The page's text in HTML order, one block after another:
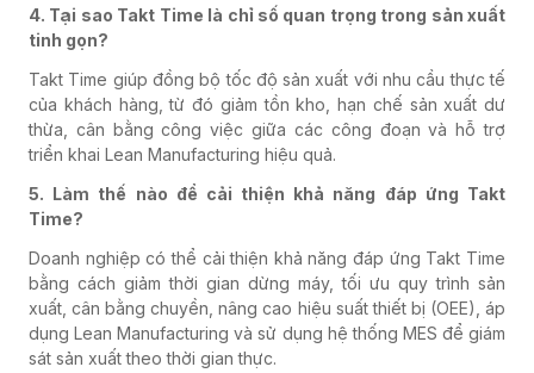
4. Tại sao Takt Time là chỉ số quan trọng trong sản xuất
tinh gọn?
Takt Time giúp đồng bộ tốc độ sản xuất với nhu cầu thực tế
của khách hàng, từ đó giảm tồn kho, hạn chế sản xuất dư
thừa, cân bằng công việc giữa các công đoạn và hỗ trợ
triển khai Lean Manufacturing hiệu quả.
5. Làm thế nào để cải thiện khả năng đáp ứng Takt
Time?
Doanh nghiệp có thể cải thiện khả năng đáp ứng Takt Time
bằng cách giảm thời gian dừng máy, tối ưu quy trình sản
xuất, cân bằng chuyền, nâng cao hiệu suất thiết bị (OEE), áp
dụng Lean Manufacturing và sử dụng hệ thống MES để giám
sát sản xuất theo thời gian thực.